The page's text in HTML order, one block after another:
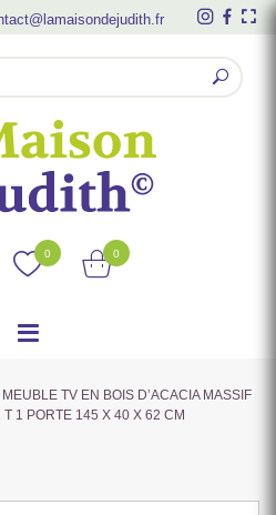
0 0
MEUBLE TV EN BOIS D’ACACIA MASSIF
T 1 PORTE 145 X 40 X 62 CM